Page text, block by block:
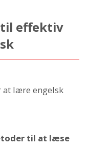
effektiv
at lære engelsk
til at læse